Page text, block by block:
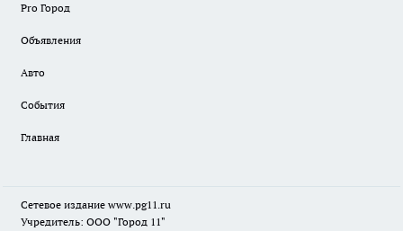
Pro Город
Объявления
Авто
События
Главная
Сетевое издание www.pg11.ru
Учредитель: ООО "Город 11"